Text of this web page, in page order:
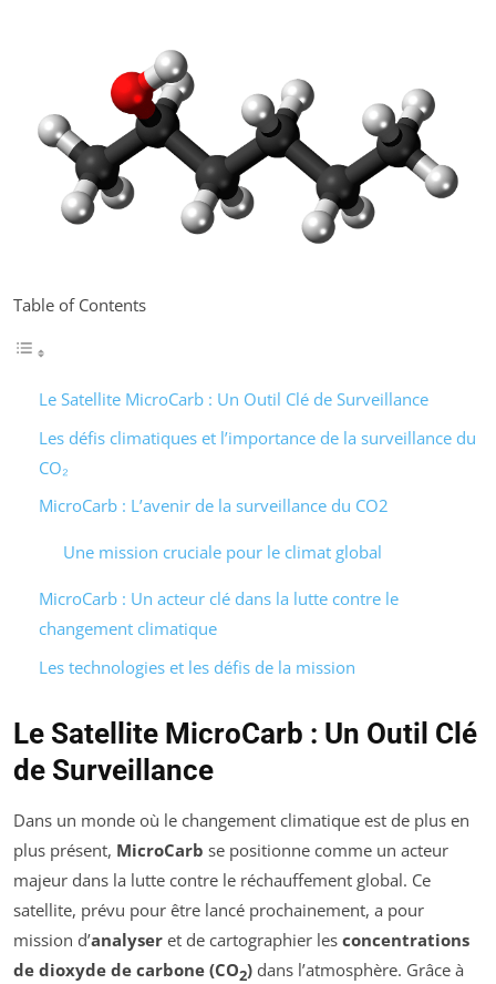
Table of Contents
Le Satellite MicroCarb : Un Outil Clé de Surveillance
Les défis climatiques et l’importance de la surveillance du
CO₂
MicroCarb : L’avenir de la surveillance du CO2
Une mission cruciale pour le climat global
MicroCarb : Un acteur clé dans la lutte contre le
changement climatique
Les technologies et les défis de la mission
Le Satellite MicroCarb : Un Outil Clé
de Surveillance
Dans un monde où le changement climatique est de plus en
plus présent, MicroCarb se positionne comme un acteur
majeur dans la lutte contre le réchauffement global. Ce
satellite, prévu pour être lancé prochainement, a pour
mission d’analyser et de cartographier les concentrations
de dioxyde de carbone (CO2) dans l’atmosphère. Grâce à